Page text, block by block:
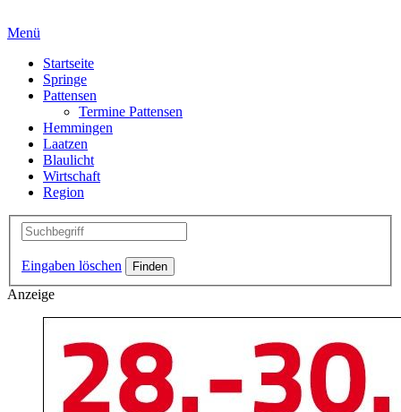
Menü
Startseite
Springe
Pattensen
Termine Pattensen
Hemmingen
Laatzen
Blaulicht
Wirtschaft
Region
Eingaben löschen
Anzeige